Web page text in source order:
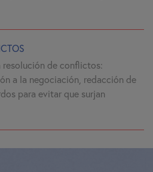
resolución de conflictos:
a la negociación, redacción de
para evitar que surjan